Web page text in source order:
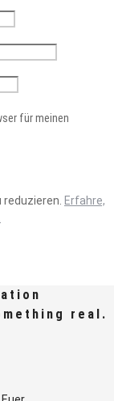
für meinen
Erfahre,
real.